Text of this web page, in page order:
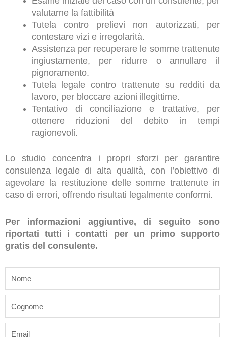
valutarne la fattibilità
Tutela contro prelievi non autorizzati, per
contestare vizi e irregolarità.
Assistenza per recuperare le somme trattenute
ingiustamente, per ridurre o annullare il
pignoramento.
Tutela legale contro trattenute su redditi da
lavoro, per bloccare azioni illegittime.
Tentativo di conciliazione e trattative, per
ottenere riduzioni del debito in tempi
ragionevoli.
Lo studio concentra i propri sforzi per garantire
consulenza legale di alta qualità, con l’obiettivo di
agevolare la restituzione delle somme trattenute in
caso di errori, offrendo risultati legalmente conformi.
Per informazioni aggiuntive, di seguito sono
riportati tutti i contatti per un primo supporto
gratis del consulente.